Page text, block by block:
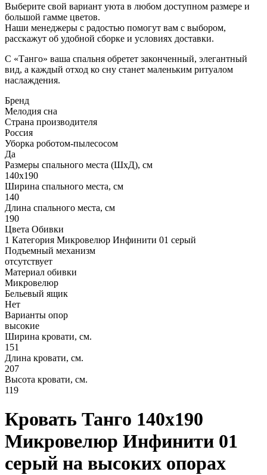
Выберите свой вариант уюта в любом доступном размере и
большой гамме цветов.
Наши менеджеры с радостью помогут вам с выбором,
расскажут об удобной сборке и условиях доставки.
С «Танго» ваша спальня обретет законченный, элегантный
вид, а каждый отход ко сну станет маленьким ритуалом
наслаждения.
Бренд
Мелодия сна
Страна производителя
Россия
Уборка роботом-пылесосом
Да
Размеры спального места (ШхД), см
140х190
Ширина спального места, см
140
Длина спального места, см
190
Цвета Обивки
1 Категория Микровелюр Инфинити 01 серый
Подъемный механизм
отсутствует
Материал обивки
Микровелюр
Бельевый ящик
Нет
Варианты опор
высокие
Ширина кровати, см.
151
Длина кровати, см.
207
Высота кровати, см.
119
Кровать Танго 140х190
Микровелюр Инфинити 01
серый на высоких опорах